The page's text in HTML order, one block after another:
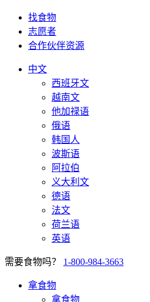
找食物
志愿者
合作伙伴资源
中文
西班牙文
越南文
他加禄语
俄语
韩国人
波斯语
阿拉伯
义大利文
德语
法文
荷兰语
英语
需要食物吗？ 1-800-984-3663
拿食物
拿食物